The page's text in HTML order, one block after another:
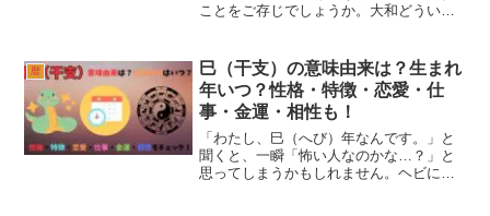
ことをご存じでしょうか。大和どういっ
いて探っていくこととしましょう。土用
の意味・由来は？季節の...
暦
巳（干支）の意味由来は？生まれ
年いつ？性格・特徴・恋愛・仕
事・金運・相性も！
「わたし、巳（へび）年なんです。」と
聞くと、一瞬「怖い人なのかな…？」と
思ってしまうかもしれません。ヘビには